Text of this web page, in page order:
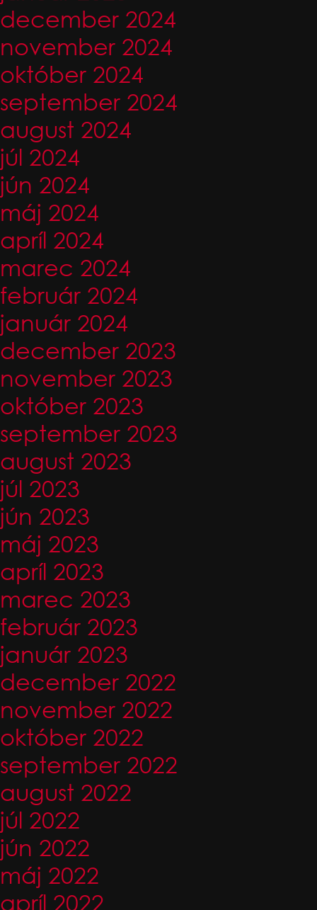
december 2024
november 2024
október 2024
september 2024
august 2024
júl 2024
jún 2024
máj 2024
apríl 2024
marec 2024
február 2024
január 2024
december 2023
november 2023
október 2023
september 2023
august 2023
júl 2023
jún 2023
máj 2023
apríl 2023
marec 2023
február 2023
január 2023
december 2022
november 2022
október 2022
september 2022
august 2022
júl 2022
jún 2022
máj 2022
apríl 2022